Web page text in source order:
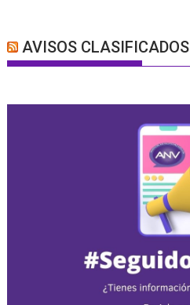
AVISOS CLASIFICADOS